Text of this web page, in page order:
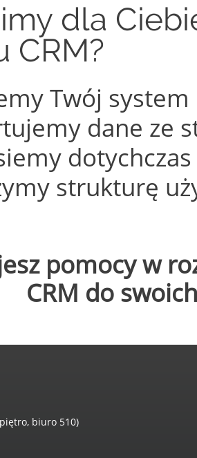
dla
CRM?
Twój
dane ze
strukturę
pomocy w
CRM do
biuro 510)